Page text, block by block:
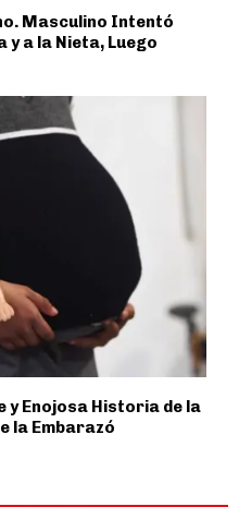
Masculino Intentó
y a la Nieta, Luego
y Enojosa Historia de la
la Embarazó